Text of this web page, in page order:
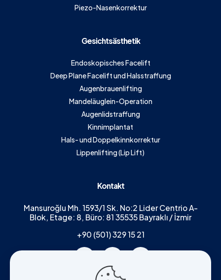
Piezo-Nasenkorrektur
Gesichtsästhetik
Endoskopisches Facelift
Deep Plane Facelift und Halsstraffung
Augenbrauenlifting
Mandeläuglein-Operation
Augenlidstraffung
Kinnimplantat
Hals- und Doppelkinnkorrektur
Lippenlifting (Lip Lift)
Kontakt
Mansuroğlu Mh. 1593/1 Sk. No:2 Lider Centrio A-
Blok, Etage: 8, Büro: 81 35535 Bayraklı / İzmir
+90 (501) 329 15 21